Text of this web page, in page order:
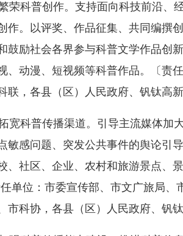
科普创作。支持面向科技前沿、
作。以评奖、作品征集、共同编撰
鼓励社会各界参与科普文学作品创
、动漫、短视频等科普作品。〔责
联，各县（区）人民政府、钒钛高
科普传播渠道。引导主流媒体加
敏感问题、突发公共事件的舆论引
、社区、企业、农村和旅游景点、
单位：市委宣传部、市文广旅局
市科协，各县（区）人民政府、钒